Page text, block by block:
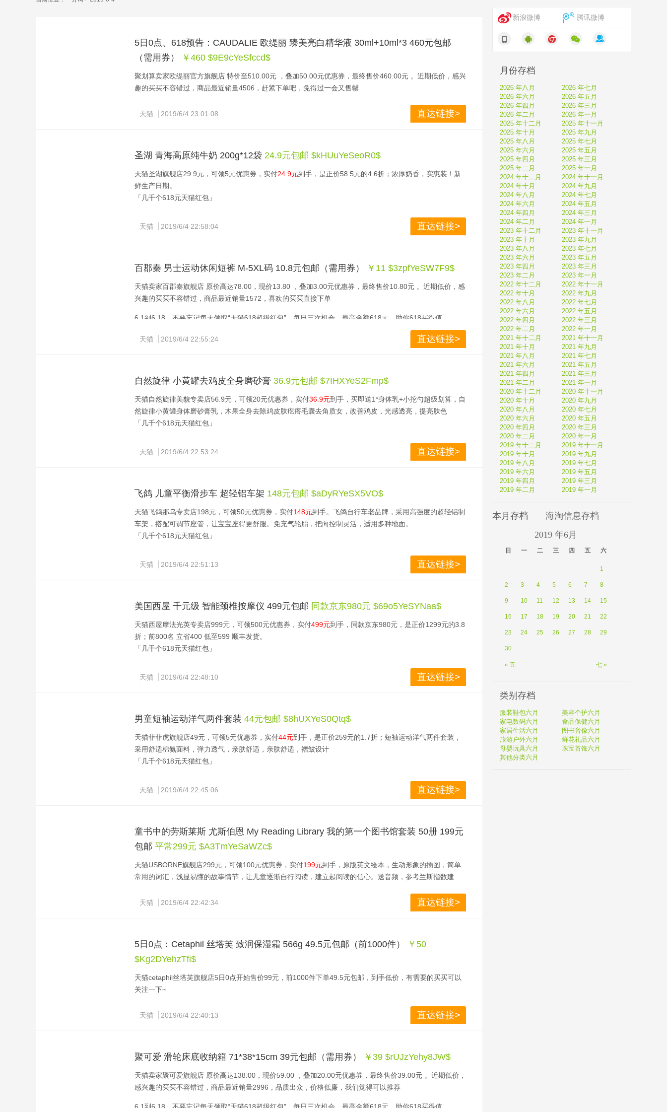
5日0点、618预告：CAUDALIE 欧缇丽 臻美亮白精华液 30ml+10ml*3 460元包邮
（需用券）
￥460 $9E9cYeSfccd$
聚划算卖家欧缇丽官方旗舰店 特价至510.00元 ，叠加50.00元优惠券，最终售价460.00元 。近期低价，感兴
趣的买买不容错过，商品最近销量4506，赶紧下单吧，免得过一会又售罄
6.1到6.18，不要忘记每天领取“天猫618超级红包”，每日三次机会，最高金额618元，助你618买得值
天猫
2019/6/4 23:01:08 直达链接>
圣湖 青海高原纯牛奶 200g*12袋 24.9元包邮 $kHUuYeSeoR0$
天猫圣湖旗舰店29.9元，可领5元优惠券，实付24.9元到手，是正价58.5元的4.6折；浓厚奶香，实惠装！新
鲜生产日期。
「几千个618元天猫红包」
“圣湖”是青海青海湖乳业公司旗下品牌，此款纯牛奶，100%高原牧场原奶，天然有机牧草，奶质纯正，综合
各方评论来看都很不错，喜欢的可以尝尝。
天猫 2019/6/4 22:58:04 直达链接>
百郡秦 男士运动休闲短裤 M-5XL码 10.8元包邮（需用券） ￥11 $3zpfYeSW7F9$
天猫卖家百郡秦旗舰店 原价高达78.00，现价13.80 ，叠加3.00元优惠券，最终售价10.80元 。近期低价，感
兴趣的买买不容错过，商品最近销量1572，喜欢的买买直接下单
6.1到6.18，不要忘记每天领取“天猫618超级红包”，每日三次机会，最高金额618元，助你618买得值
天猫 2019/6/4 22:55:24 直达链接>
自然旋律 小黄罐去鸡皮全身磨砂膏 36.9元包邮 $7IHXYeS2Fmp$
天猫自然旋律美貌专卖店56.9元，可领20元优惠券，实付36.9元到手，买即送1*身体乳+小挖勺超级划算，自
然旋律小黄罐身体磨砂膏乳，木果全身去除鸡皮肤疙瘩毛囊去角质女，改善鸡皮，光感透亮，提亮肤色
「几千个618元天猫红包」
天猫 2019/6/4 22:53:24 直达链接>
飞鸽 儿童平衡滑步车 超轻铝车架 148元包邮 $aDyRYeSX5VO$
天猫飞鸽那乌专卖店198元，可领50元优惠券，实付148元到手。飞鸽自行车老品牌，采用高强度的超轻铝制
车架，搭配可调节座管，让宝宝座得更舒服。免充气轮胎，把向控制灵活，适用多种地面。
「几千个618元天猫红包」
平衡车又叫滑步车，是宝宝的启蒙车，无脚踏手刹，宝宝蹬地即走，放脚即停，掌控方便，不易摔倒，可以
锻炼宝宝的平衡能力，加强运动等。
天猫 2019/6/4 22:51:13 直达链接>
美国西屋 千元级 智能颈椎按摩仪 499元包邮 同款京东​980元 $69o5YeSYNaa$
天猫西屋摩法光英专卖店999元，可领500元优惠券，实付499元到手，同款京东980元，是正价1299元的3.8
折；前800名 立省400 低至599 顺丰发货。
「几千个618元天猫红包」
这款美国西屋 千元级 颈椎按摩仪，无论是科技的应用，还是外观的打造，还是使用的舒适度，都是普通2、3
百元的按摩仪无法相比的。其获得了美国米歇尔医学认证，其骨科研究中心向消费者推荐使用的专业级按摩
科技方面
应用TENS脉冲技术，即经皮的神经电刺激疗法，原理是刺激神经细胞活力，从而舒缓颈椎过于压迫而引起的
酸痛肿胀，在临床上(尤其是美国)得到了广泛的应用。
的肌肉。
自动模式：针灸捶打+脉冲按摩+微温热敷，适用于长时间颈椎不活动引起的酸痛，适用打游戏、看电视剧、
舒缓模式：针灸捶打+低频震动+微温热敷，适用于运动过量造成的肌肉紧张、拉伤等，适用经常剧烈运动、
活力模式：针灸MAX+脉冲MAX+微温热敷，适用于经常加班熬夜造成的僵硬、疼痛，适用高强度上班族、睡
160g轻便机身搭配无线遥控，操作简单，自由活动不受限，内置1500mAh锂电池，充电一次，可使用8天
天猫 2019/6/4 22:48:10 直达链接>
男童短袖运动洋气两件套装 44元包邮 $8hUXYeS0Qtq$
天猫菲菲虎旗舰店49元，可领5元优惠券，实付44元到手，是正价259元的1.7折；短袖运动洋气两件套装，
采用舒适棉氨面料，弹力透气，亲肤舒适，亲肤舒适，褶皱设计
「几千个618元天猫红包」
天猫 2019/6/4 22:45:06 直达链接>
童书中的劳斯莱斯 尤斯伯恩 My Reading Library 我的第一个图书馆套装 50册 199元
包邮 平常299元 $A3TmYeSaWZc$
天猫USBORNE旗舰店299元，可领100元优惠券，实付199元到手，原版英文绘本，生动形象的插图，简单
常用的词汇，浅显易懂的故事情节，让儿童逐渐自行阅读，建立起阅读的信心。送音频，参考兰斯指数建
「几千个618元天猫红包」
列，接着12册来自First Reading Level one，另外16册来自Level two。
采用铜版纸，印刷精美，生动形象的插图，简单常用的词汇，浅显易懂的故事情节，让儿童逐渐自行阅读，
建立起阅读的信心。
Usborne成立于1973年，现已发展成英国最大的儿童图书独立出版商，成为英国排名第一的童书出版品牌。
2011年获得了英帝国勋章，2014年获得IPG年度儿童出版社奖及IPG年度独立出版社奖，2015年获得英国私
有企业年度奖，同年创始人Peter Usborne获得伦敦书展终身成就奖。
天猫 2019/6/4 22:42:34 直达链接>
5日0点：Cetaphil 丝塔芙 致润保湿霜 566g 49.5元包邮（前1000件）
￥50
$Kg2DYehzTfi$
天猫cetaphil丝塔芙旗舰店5日0点开始售价99元，前1000件下单49.5元包邮，到手低价，有需要的买买可以
关注一下~
6.1到6.18，不要忘记每天领取“天猫618超级红包”，每日三次机会，最高金额618元，助你618买得值
久，保持肌肤持久润泽。质地非常温和，无刺激，用后皮肤柔软而富有弹性，无香。
天猫 2019/6/4 22:40:13 直达链接>
聚可爱 滑轮床底收纳箱 71*38*15cm 39元包邮（需用券） ￥39 $rUJzYehy8JW$
天猫卖家聚可爱旗舰店 原价高达138.00，现价59.00 ，叠加20.00元优惠券，最终售价39.00元 。近期低价，
感兴趣的买买不容错过，商品最近销量2996，品质出众，价格低廉，我们觉得可以推荐
6.1到6.18，不要忘记每天领取“天猫618超级红包”，每日三次机会，最高金额618元，助你618买得值
新浪微博 腾讯微博
月份存档
2026 年八月
2026 年七月
2026 年六月
2026 年五月
2026 年四月
2026 年三月
2026 年二月
2026 年一月
2025 年十二月
2025 年十一月
2025 年十月
2025 年九月
2025 年八月
2025 年七月
2025 年六月
2025 年五月
2025 年四月
2025 年三月
2025 年二月
2025 年一月
2024 年十二月
2024 年十一月
2024 年十月
2024 年九月
2024 年八月
2024 年七月
2024 年六月
2024 年五月
2024 年四月
2024 年三月
2024 年二月
2024 年一月
2023 年十二月
2023 年十一月
2023 年十月
2023 年九月
2023 年八月
2023 年七月
2023 年六月
2023 年五月
2023 年四月
2023 年三月
2023 年二月
2023 年一月
2022 年十二月
2022 年十一月
2022 年十月
2022 年九月
2022 年八月
2022 年七月
2022 年六月
2022 年五月
2022 年四月
2022 年三月
2022 年二月
2022 年一月
2021 年十二月
2021 年十一月
2021 年十月
2021 年九月
2021 年八月
2021 年七月
2021 年六月
2021 年五月
2021 年四月
2021 年三月
2021 年二月
2021 年一月
2020 年十二月
2020 年十一月
2020 年十月
2020 年九月
2020 年八月
2020 年七月
2020 年六月
2020 年五月
2020 年四月
2020 年三月
2020 年二月
2020 年一月
2019 年十二月
2019 年十一月
2019 年十月
2019 年九月
2019 年八月
2019 年七月
2019 年六月
2019 年五月
2019 年四月
2019 年三月
2019 年二月
2019 年一月
本月存档
海淘信息存档
2019 年6月
日 一 二 三 四 五 六
« 五 七 »
1
2 3 4 5 6 7 8
9 10 11 12 13 14 15
16 17 18 19 20 21 22
23 24 25 26 27 28 29
30
类别存档
服装鞋包六月
美容个护六月
家电数码六月
食品保健六月
家居生活六月
图书音像六月
旅游户外六月
鲜花礼品六月
母婴玩具六月
珠宝首饰六月
其他分类六月